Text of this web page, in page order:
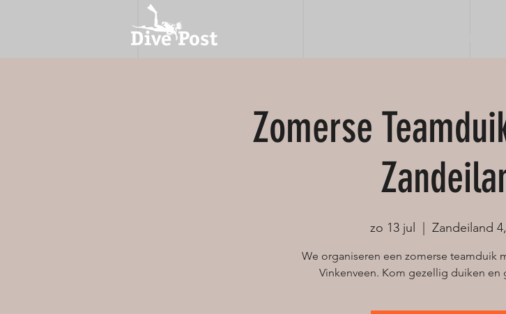
Zomerse
zo 13 jul Zandeiland
We organiseren een zomerse teamduik
Vinkenveen. Kom gezellig duiken en